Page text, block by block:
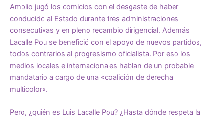
Amplio jugó los comicios con el desgaste de haber
conducido al Estado durante tres administraciones
consecutivas y en pleno recambio dirigencial. Además
Lacalle Pou se benefició con el apoyo de nuevos partidos,
todos contrarios al progresismo oficialista. Por eso los
medios locales e internacionales hablan de un probable
mandatario a cargo de una «coalición de derecha
multicolor».
Pero, ¿quién es Luis Lacalle Pou? ¿Hasta dónde respeta la